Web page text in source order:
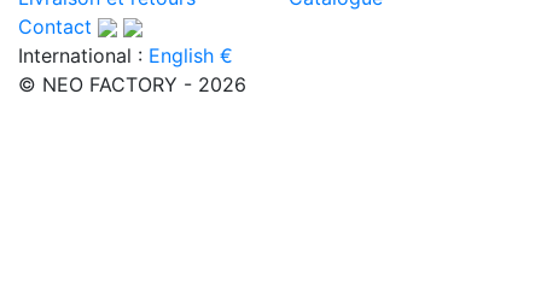
Contact
International : English €
© NEO FACTORY - 2026